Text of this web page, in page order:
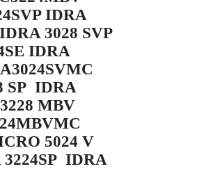
IDRA
3028 SVP
IDRA
SP IDRA
MBV
5024 V
IDRA